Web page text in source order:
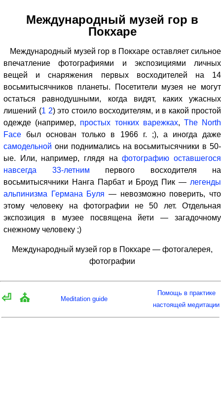
Международный музей гор в
Покхаре
Международный музей гор в Покхаре оставляет сильное
впечатление фотографиями и экспозициями личных
вещей и снаряжения первых восходителей на 14
восьмитысячников планеты. Посетители музея не могут
остаться равнодушными, когда видят, каких ужасных
лишений (1 2) это стоило восходителям, и в какой простой
одежде (например, простых тонких варежках, The North
Face был основан только в 1966 г. ;), а иногда даже
самодельной они поднимались на восьмитысячники в 50-
ые. Или, например, глядя нафотографию оставшегося
навсегда 33-летним первого восходителя на
восьмитысячники Нанга Парбат и Броуд Пик — легенды
альпинизма Германа Буля — невозможно поверить, что
этому человеку на фотографии не 50 лет. Отдельная
экспозиция в музее посвящена йети — загадочному
снежному человеку ;)
Международный музей гор в Покхаре — фотогалерея,
фотографии
⏎ ⛪ Meditation guide
Помощь в практике
настоящей медитации